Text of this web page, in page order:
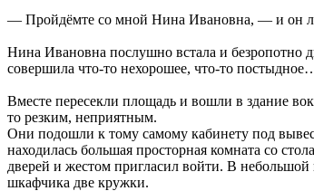
— Пройдёмте со мной Нина Ивановна, — и он
Нина Ивановна послушно встала и безропотно
совершила что-то нехорошее, что-то
Вместе пересекли площадь и вошли в здание
то резким, неприятным.
Они подошли к тому самому кабинету под
находилась большая просторная комната со
дверей и жестом пригласил войти. В
шкафчика две кружки.